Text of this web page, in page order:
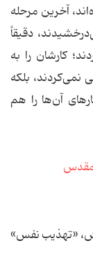
آخرین مرحله
دقیقاً
کارشان را به
نمی‌کردند، بلکه
آن‌ها را هم
«تهذیب نفس»